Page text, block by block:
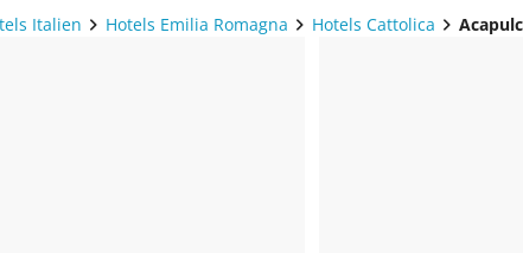
Italien Hotels Emilia Romagna Hotels Cattolica